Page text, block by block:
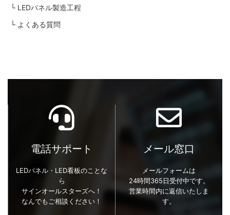
LEDパネル製造工程
よくある質問
電話サポート
LEDパネル・LED看板のことな
ら
サインオールスターズへ！
なんでもご相談ください！
メール窓口
メールフォームは
24時間365日受付中です。
営業時間内に返信いたしま
す。